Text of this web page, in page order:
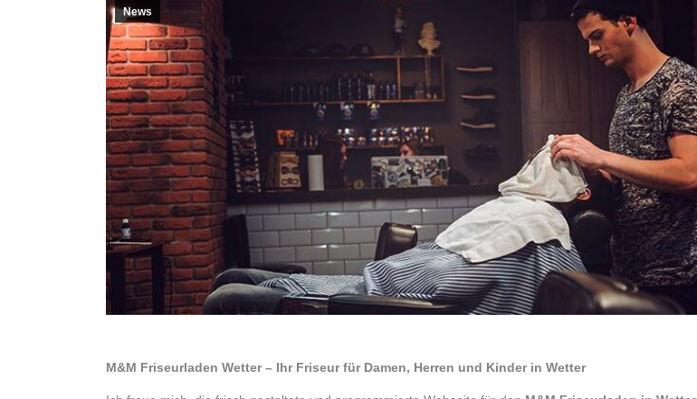
News
M&M Friseurladen Wetter – Ihr Friseur für Damen, Herren und Kinder in Wetter